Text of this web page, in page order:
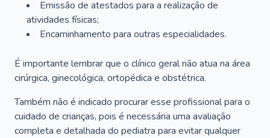
Emissão de atestados para a realização de
atividades físicas;
Encaminhamento para outras especialidades.
É importante lembrar que o clínico geral não atua na área
cirúrgica, ginecológica, ortopédica e obstétrica.
Também não é indicado procurar esse profissional para o
cuidado de crianças, pois é necessária uma avaliação
completa e detalhada do pediatra para evitar qualquer